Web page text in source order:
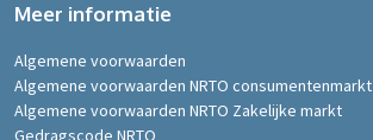
Meer informatie
Algemene voorwaarden
Algemene voorwaarden NRTO consumentenmarkt
Algemene voorwaarden NRTO Zakelijke markt
Gedragscode NRTO